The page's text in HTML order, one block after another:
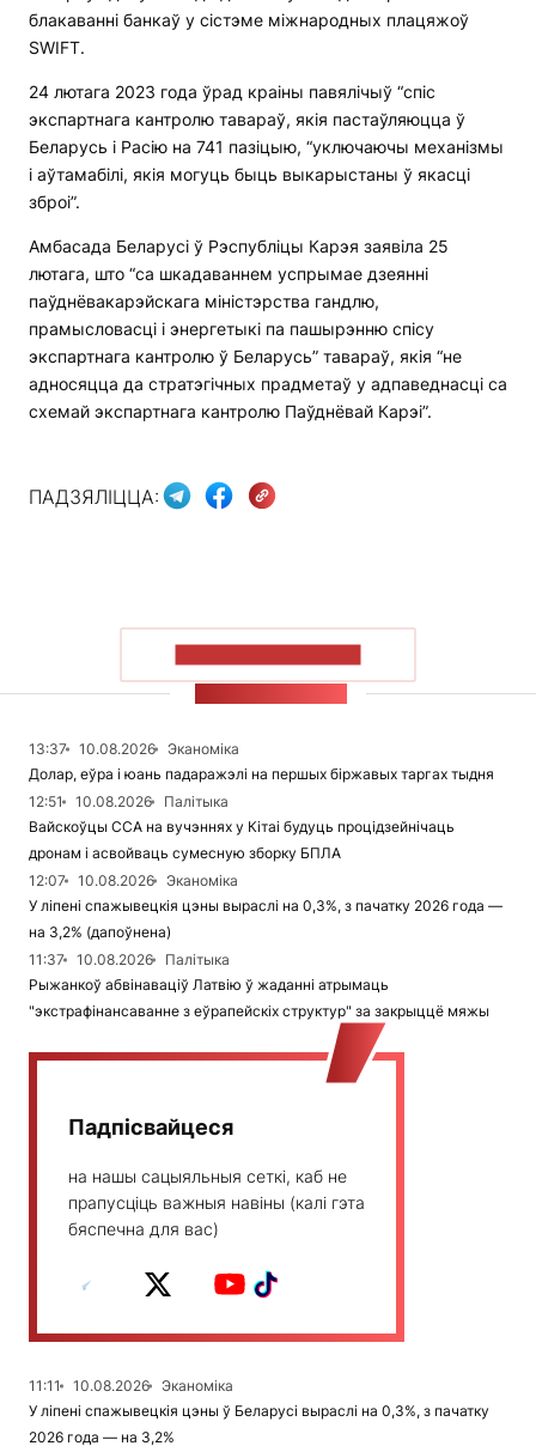
блакаванні банкаў у сістэме міжнародных плацяжоў
SWIFT.
24 лютага 2023 года ўрад краіны павялічыў “спіс
экспартнага кантролю тавараў, якія пастаўляюцца ў
Беларусь і Расію на 741 пазіцыю, “уключаючы механізмы
і аўтамабілі, якія могуць быць выкарыстаны ў якасці
зброі”.
Амбасада Беларусі ў Рэспубліцы Карэя заявіла 25
лютага, што “са шкадаваннем успрымае дзеянні
паўднёвакарэйскага міністэрства гандлю,
прамысловасці і энергетыкі па пашырэнню спісу
экспартнага кантролю ў Беларусь” тавараў, якія “не
адносяцца да стратэгічных прадметаў у адпаведнасці са
схемай экспартнага кантролю Паўднёвай Карэі”.
ПАДЗЯЛІЦЦА:
13:37 10.08.2026
Эканоміка
Долар, еўра і юань падаражэлі на першых біржавых таргах тыдня
12:51
10.08.2026
Палітыка
Вайскоўцы ССА на вучэннях у Кітаі будуць процідзейнічаць
дронам і асвойваць сумесную зборку БПЛА
12:07
10.08.2026
Эканоміка
У ліпені спажывецкія цэны выраслі на 0,3%, з пачатку 2026 года —
на 3,2% (дапоўнена)
11:37
10.08.2026
Палітыка
Рыжанкоў абвінаваціў Латвію ў жаданні атрымаць
"экстрафінансаванне з еўрапейскіх структур" за закрыццё мяжы
Падпісвайцеся
на нашы сацыяльныя сеткі, каб не
прапусціць важныя навіны (калі гэта
бяспечна для вас)
11:11 10.08.2026
Эканоміка
У ліпені спажывецкія цэны ў Беларусі выраслі на 0,3%, з пачатку
2026 года — на 3,2%